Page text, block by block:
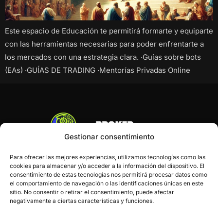
Gestionar consentimiento
Para ofrecer las mejores experiencias, utilizamos tecnologías como las
cookies para almacenar y/o acceder a la información del dispositivo. El
consentimiento de estas tecnologías nos permitirá procesar datos como
el comportamiento de navegación o las identificaciones únicas en este
sitio. No consentir o retirar el consentimiento, puede afectar
negativamente a ciertas características y funciones.
Este espacio de Educación te permitirá formarte y equiparte
con las herramientas necesarias para poder enfrentarte a
los mercados con una estrategia clara. ·Guías sobre bots
(EAs) ·GUÍAS DE TRADING ·Mentorías Privadas Online
InicioBlogContacto